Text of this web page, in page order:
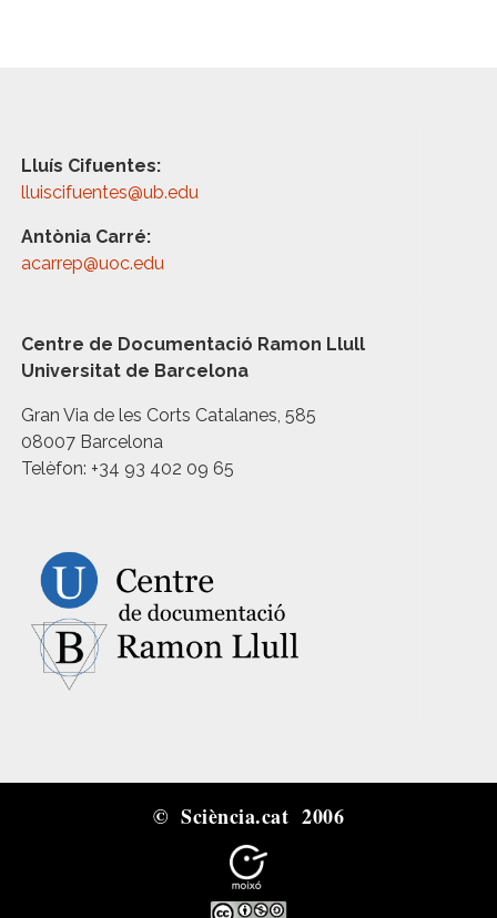
Lluís Cifuentes:
lluiscifuentes@ub.edu
Antònia Carré:
acarrep@uoc.edu
Centre de Documentació Ramon Llull
Universitat de Barcelona
Gran Via de les Corts Catalanes, 585
08007 Barcelona
Telèfon: +34 93 402 09 65
© Sciència.cat 2006